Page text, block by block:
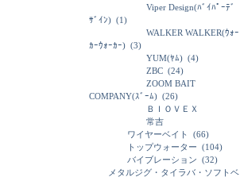
Viper Design(ﾊﾞｲﾊﾟｰﾃﾞ
ｻﾞｲﾝ) (1)
WALKER WALKER(ｳｫｰ
ｶｰｳｫｰｶｰ) (3)
YUM(ﾔﾑ) (4)
ZBC (24)
ZOOM BAIT
COMPANY(ｽﾞｰﾑ) (26)
ＢＩＯＶＥＸ
常吉
ワイヤーベイト
(66)
トップウォーター (104)
バイブレーション (32)
メタルジグ・タイラバ・ソフトベ